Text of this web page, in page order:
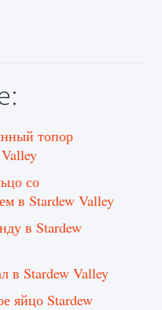
4
Valley
0 0
топор
со
в Stardew Valley
в Stardew
в Stardew Valley
яйцо Stardew